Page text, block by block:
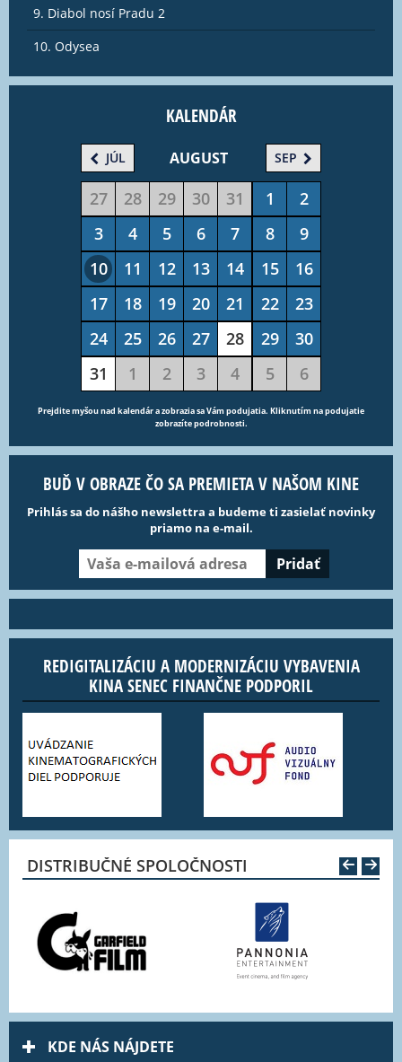
9. Diabol nosí Pradu 2
10. Odysea
KALENDÁR
JÚL AUGUST SEP
27 28 29 30 31 1
2
3
4 5 6 7 8
9
10
11 12 13 14 15
16
17
18 19 20 21 22
23
24
25 26 27 28 29
30
31
1 2 3 4 5 6
Prejdite myšou nad kalendár a zobrazia sa Vám podujatia. Kliknutím na podujatie
zobrazíte podrobnosti.
BUĎ V OBRAZE ČO SA PREMIETA V NAŠOM KINE
Prihlás sa do nášho newslettra a budeme ti zasielať novinky
priamo na e-mail.
REDIGITALIZÁCIU A MODERNIZÁCIU VYBAVENIA
KINA SENEC FINANČNE PODPORIL
DISTRIBUČNÉ SPOLOČNOSTI
KDE NÁS NÁJDETE